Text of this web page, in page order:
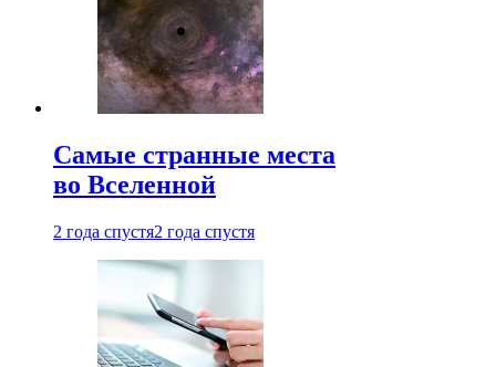
Самые странные места
во Вселенной
2 года спустя2 года спустя